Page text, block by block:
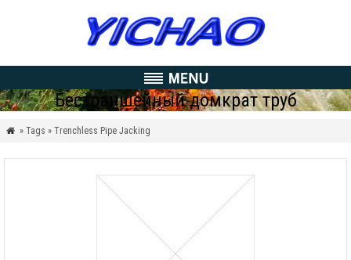
Бестраншейный домкрат труб
 » Tags » Trenchless Pipe Jacking